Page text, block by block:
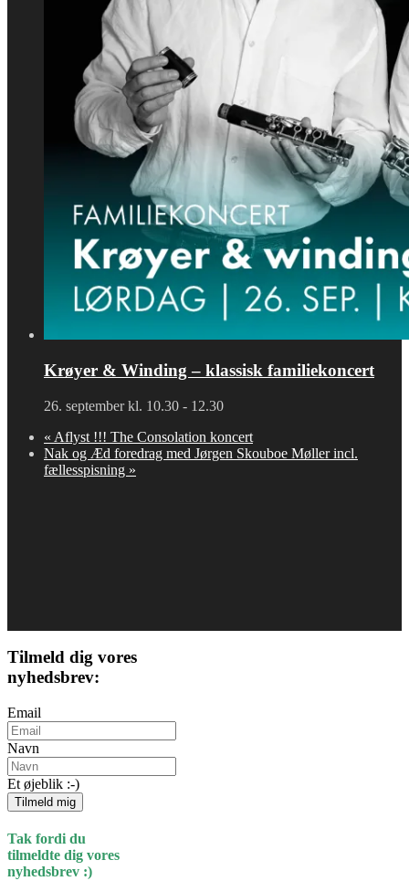
Krøyer & Winding – klassisk familiekoncert
26. september kl. 10.30 - 12.30
« Aflyst !!! The Consolation koncert
Nak og Æd foredrag med Jørgen Skouboe Møller incl.
fællesspisning »
Tilmeld dig vores
nyhedsbrev:
Email
Navn
Et øjeblik :-)
Tilmeld mig
Tak fordi du
tilmeldte dig vores
nyhedsbrev :)